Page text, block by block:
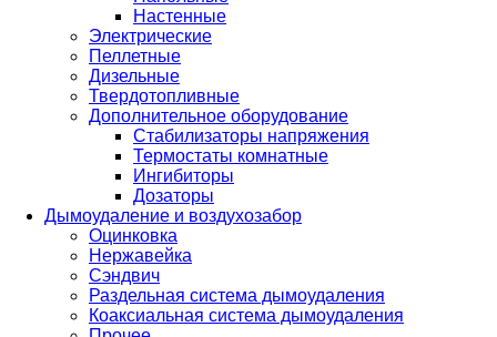
Настенные
Электрические
Пеллетные
Дизельные
Твердотопливные
Дополнительное оборудование
Стабилизаторы напряжения
Термостаты комнатные
Ингибиторы
Дозаторы
Дымоудаление и воздухозабор
Оцинковка
Нержавейка
Сэндвич
Раздельная система дымоудаления
Коаксиальная система дымоудаления